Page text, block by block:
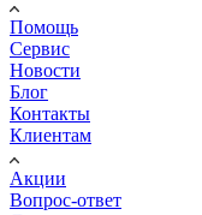
Помощь
Сервис
Новости
Блог
Контакты
Клиентам
Акции
Вопрос-ответ